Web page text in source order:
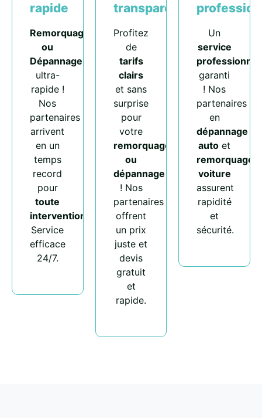
rapide
Remorquage
ou
Dépannage
ultra-
rapide !
Nos
partenaires
arrivent
en un
temps
record
pour
toute
intervention
Service
efficace
24/7.
transparents
Profitez
de
tarifs
clairs
et sans
surprise
pour
votre
remorquage
ou
dépannage
! Nos
partenaires
offrent
un prix
juste et
devis
gratuit
et
rapide.
Un
service
professionnel
garanti
! Nos
partenaires
en
dépannage
auto et
remorquage
voiture
assurent
rapidité
et
sécurité.